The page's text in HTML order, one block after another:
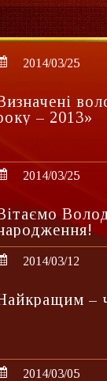
2014/03/25
– 2013»
2014/03/25
2014/03/12
–
2014/03/05